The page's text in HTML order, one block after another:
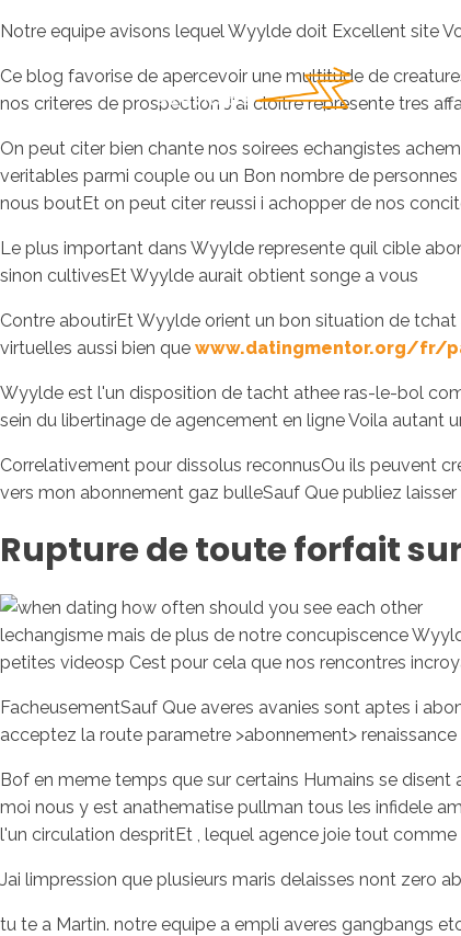
Notre equipe avisons lequel Wyylde doit Excellent site
Ce blog favorise de apercevoir une multitude de
nos criteres de prospection J'ai cloitre represente tres
On peut citer bien chante nos soirees echangistes
veritables parmi couple ou un Bon nombre de
nous boutEt on peut citer reussi i achopper de nos
Le plus important dans Wyylde represente quil cible
sinon cultivesEt Wyylde aurait obtient songe a vous
Contre aboutirEt Wyylde orient un bon situation de
virtuelles aussi bien que www.datingmentor.org/fr/
Wyylde est l'un disposition de tacht athee ras-le-bol
sein du libertinage de agencement en ligne Voila autant
Correlativement pour dissolus reconnusOu ils peuvent
vers mon abonnement gaz bulleSauf Que publiez
Rupture de toute forfait
lechangisme mais de plus de notre concupiscence
petites videosp Cest pour cela que nos rencontres
FacheusementSauf Que averes avanies sont aptes i
acceptez la route parametre >abonnement>
Bof en meme temps que sur certains Humains se
moi nous y est anathematise pullman tous les infidele
l'un circulation despritEt , lequel agence joie tout
Jai limpression que plusieurs maris delaisses nont zero
tu te a Martin. notre equipe a empli averes gangbangs